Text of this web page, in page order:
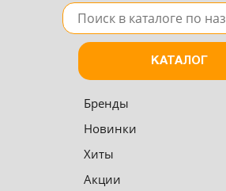
Поле для поиска товара в каталоге
КАТАЛОГ
Бренды
Новинки
Хиты
Акции